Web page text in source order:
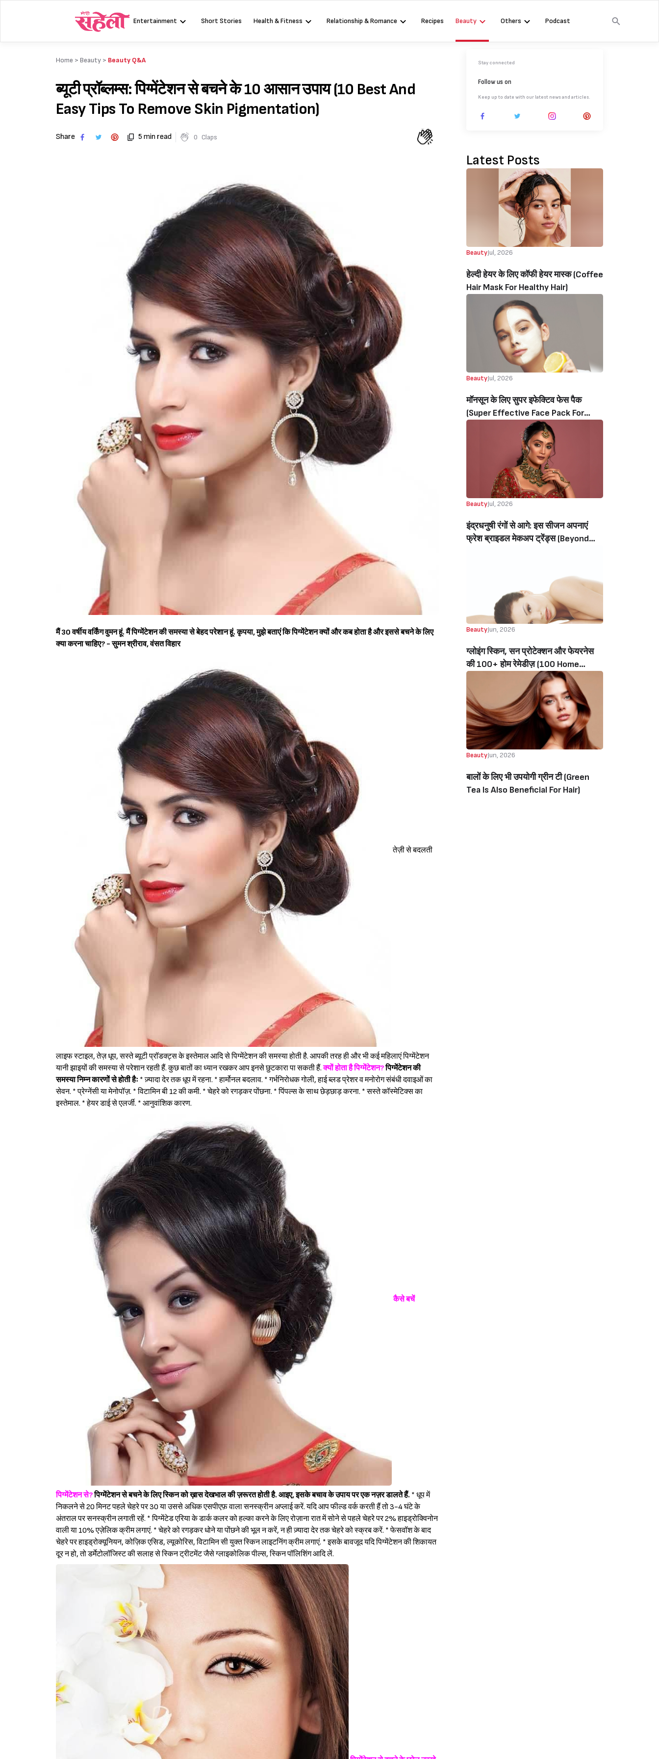
Sign in
Entertainment Short Stories Health & Fitness Relationship & Romance Recipes Beauty Others Podcast
Home > Beauty > Beauty Q&A
ब्यूटी प्रॉब्लम्स: पिग्मेंटेशन से बचने के 10 आसान उपाय (10 Best And
Easy Tips To Remove Skin Pigmentation)
Share 5 min read 0 Claps
मैं 30 वर्षीय वर्किंग वुमन हूं. मैं पिग्मेंटेशन की समस्या से बेहद परेशान हूं. कृपया, मुझे बताएं कि पिग्मेंटेशन क्यों और कब होता है और इससे बचने के लिए
क्या करना चाहिए? - सुमन श्रीराव, वंसत विहार
तेज़ी से बदलती
लाइफ स्टाइल, तेज़ धूप, सस्ते ब्यूटी प्रॉडक्ट्स के इस्तेमाल आदि से पिग्मेंटेशन की समस्या होती है. आपकी तरह ही और भी कई महिलाएं पिग्मेंटेशन
यानी झाइयों की समस्या से परेशान रहती हैं. कुछ बातों का ध्यान रखकर आप इनसे छुटकारा पा सकती हैं.क्यों होता है पिग्मेंटेशन?पिग्मेंटेशन की
समस्या निम्न कारणों से होती हैः * ज़्यादा देर तक धूप में रहना. * हार्मोनल बदलाव. * गर्भनिरोधक गोली, हाई ब्लड प्रेशर व मनोरोग संबंधी दवाइओं का
सेवन. * प्रेग्नेंसी या मेनोपॉज़. * विटामिन बी 12 की कमी. * चेहरे को रगड़कर पोंछना. * पिंपल्स के साथ छेड़छाड़ करना. * सस्ते कॉस्मेटिक्स का
इस्तेमाल. * हेयर डाई से एलर्जी. * आनुवांशिक कारण.
कैसे बचें
पिग्मेंटेशन से?पिग्मेंटेशन से बचने के लिए स्किन को ख़ास देखभाल की ज़रूरत होती है. आइए, इसके बचाव के उपाय पर एक नज़र डालते हैं. * धूप में
निकलने से 20 मिनट पहले चेहरे पर 30 या उससे अधिक एसपीएफ़ वाला सनस्क्रीन अप्लाई करें. यदि आप फील्ड वर्क करती हैं तो 3-4 घंटे के
अंतराल पर सनस्क्रीन लगाती रहें. * पिग्मेंटेड एरिया के डार्क कलर को हल्का करने के लिए रोज़ाना रात में सोने से पहले चेहरे पर 2% हाइड्रोक्विनोन
वाली या 10% एज़ेलिक क्रीम लगाएं. * चेहरे को रगड़कर धोने या पोंछने की भूल न करें, न ही ज़्यादा देर तक चेहरे को स्क्रब करें. * फेसवॉश के बाद
चेहरे पर हाइड्रोक्यूनियन, कोज़िक एसिड, ल्यूकोरिस, विटामिन सी युक्त स्किन लाइटनिंग क्रीम लगाएं. * इसके बावजूद यदि पिग्मेंटेशन की शिकायत
दूर न हो, तो डर्मेटोलॉजिस्ट की सलाह से स्किन ट्रीटमेंट जैसे ग्लाइकोलिक पील्स, स्किन पॉलिशिंग आदि लें.
Stay connected
Follow us on
Keep up to date with our latest news and articles.
Latest Posts
BeautyJul, 2026
हेल्दी हेयर के लिए कॉफी हेयर मास्क (Coffee
Hair Mask For Healthy Hair)
BeautyJul, 2026
मॉनसून के लिए सुपर इफेक्टिव फेस पैक
(Super Effective Face Pack For
Monsoon Beauty)
BeautyJul, 2026
इंद्रधनुषी रंगों से आगे: इस सीजन अपनाएं
फ्रेश ब्राइडल मेकअप ट्रेंड्स (Beyond
BeautyJun, 2026
ग्लोइंग स्किन, सन प्रोटेक्शन और फेयरनेस
की 100+ होम रेमेडीज़ (100 Home
Remedies For Glowing Skin, UV
Protection, Fairness, Dark Circles)
BeautyJun, 2026
बालों के लिए भी उपयोगी ग्रीन टी (Green
Tea Is Also Beneficial For Hair)